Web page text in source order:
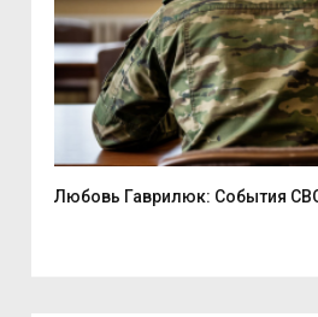
Любовь Гаврилюк: События